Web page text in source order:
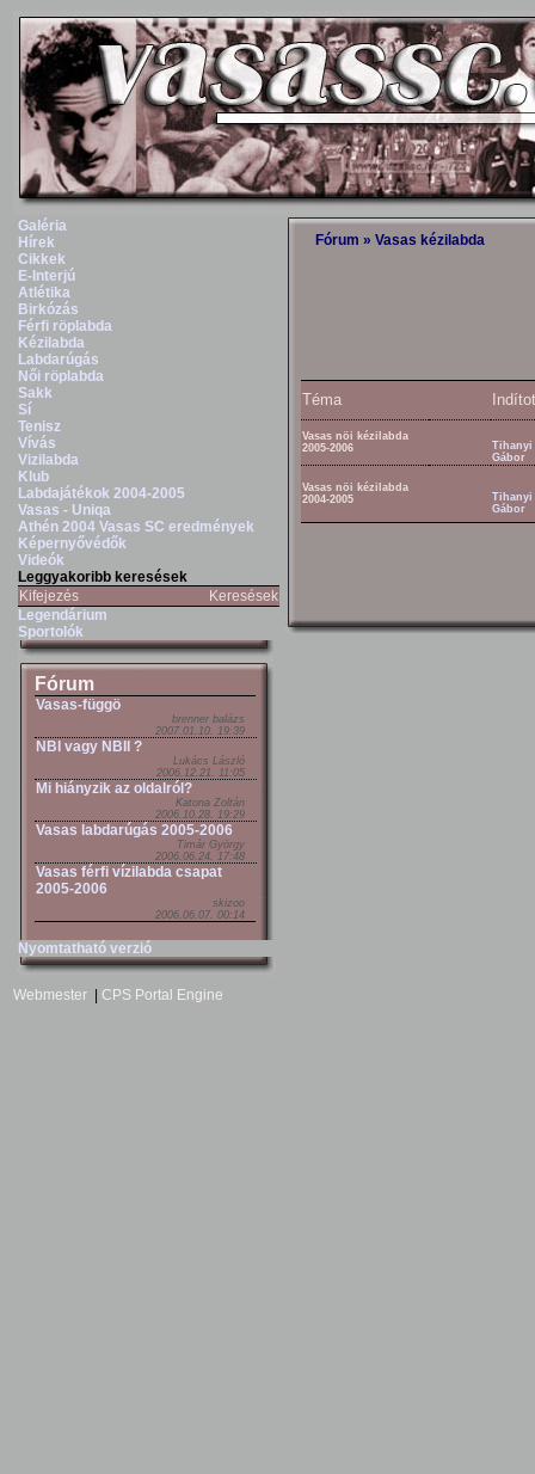
Galéria
Hírek
Cikkek
E-Interjú
Atlétika
Birkózás
Férfi röplabda
Kézilabda
Labdarúgás
Női röplabda
Sakk
Sí
Tenisz
Vívás
Vizilabda
Klub
Labdajátékok 2004-2005
Vasas - Uniqa
Athén 2004 Vasas SC eredmények
Képernyővédők
Videók
Leggyakoribb keresések
Kifejezés
Keresések
Legendárium
Sportolók
Fórum
Vasas-függö
brenner balázs
2007.01.10. 19:39
NBI vagy NBII ?
Lukács László
2006.12.21. 11:05
Mi hiányzik az oldalról?
Katona Zoltán
2006.10.28. 19:29
Vasas labdarúgás 2005-2006
Timár György
2006.06.24. 17:48
Vasas férfi vízilabda csapat
2005-2006
skizoo
2006.06.07. 00:14
Nyomtatható verzió
Fórum » Vasas kézilabda
Téma
Vasas nöi kézilabda
2005-2006
Tihanyi
Gábor
Vasas nöi kézilabda
2004-2005
Tihanyi
Gábor
Webmester CPS Portal Engine